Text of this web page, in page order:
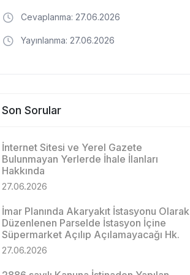
Cevaplanma: 27.06.2026
Yayınlanma: 27.06.2026
Son Sorular
İnternet Sitesi ve Yerel Gazete
Bulunmayan Yerlerde İhale İlanları
Hakkında
27.06.2026
İmar Planında Akaryakıt İstasyonu Olarak
Düzenlenen Parselde İstasyon İçine
Süpermarket Açılıp Açılamayacağı Hk.
27.06.2026